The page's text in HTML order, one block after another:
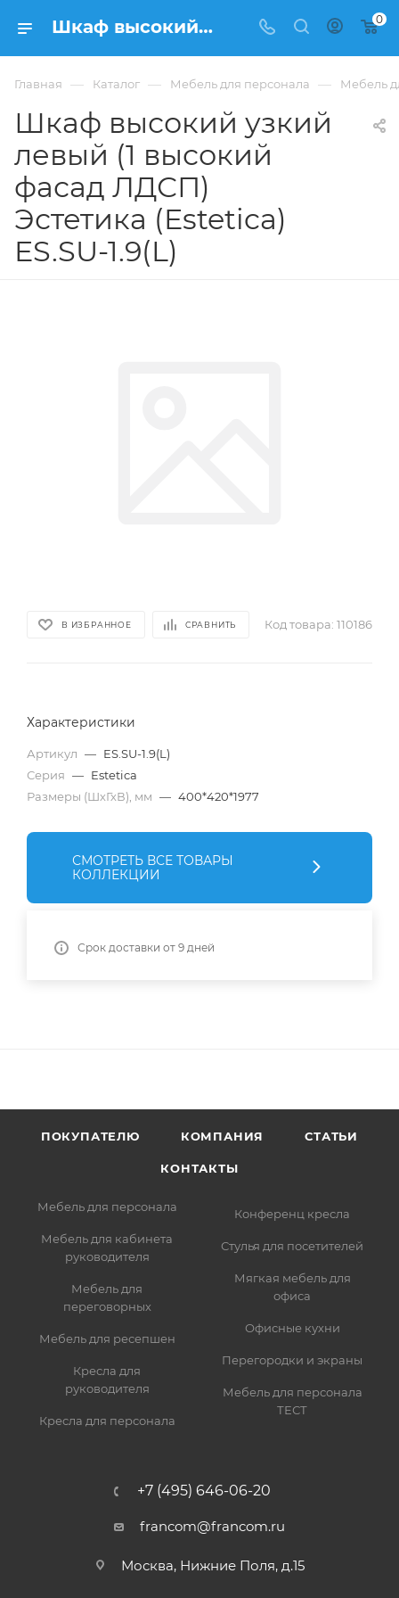
Шкаф высокий узкий левый (1 высокий фасад ЛДСП) Эстетика (Estetica) ES.SU-1.9(L) купить в Москве, цена . - интернет-магазин ФРАНКОМ 0
Главная — Каталог — Мебель для персонала — Мебель
Шкаф высокий узкий
левый (1 высокий
фасад ЛДСП)
Эстетика (Estetica)
ES.SU-1.9(L)
В ИЗБРАННОЕ СРАВНИТЬ Код товара: 110186
Характеристики
Артикул — ES.SU-1.9(L)
Серия — Estetica
Размеры (ШхГхВ), мм — 400*420*1977
СМОТРЕТЬ ВСЕ ТОВАРЫ
КОЛЛЕКЦИИ
Срок доставки от 9 дней
ПОКУПАТЕЛЮ КОМПАНИЯ СТАТЬИ
КОНТАКТЫ
Мебель для персонала
Мебель для кабинета
руководителя
Мебель для
переговорных
Мебель для ресепшен
Кресла для
руководителя
Кресла для персонала
Конференц кресла
Стулья для посетителей
Мягкая мебель для
офиса
Офисные кухни
Перегородки и экраны
Мебель для персонала
ТЕСТ
+7 (495) 646-06-20
francom@francom.ru
Москва, Нижние Поля, д.15